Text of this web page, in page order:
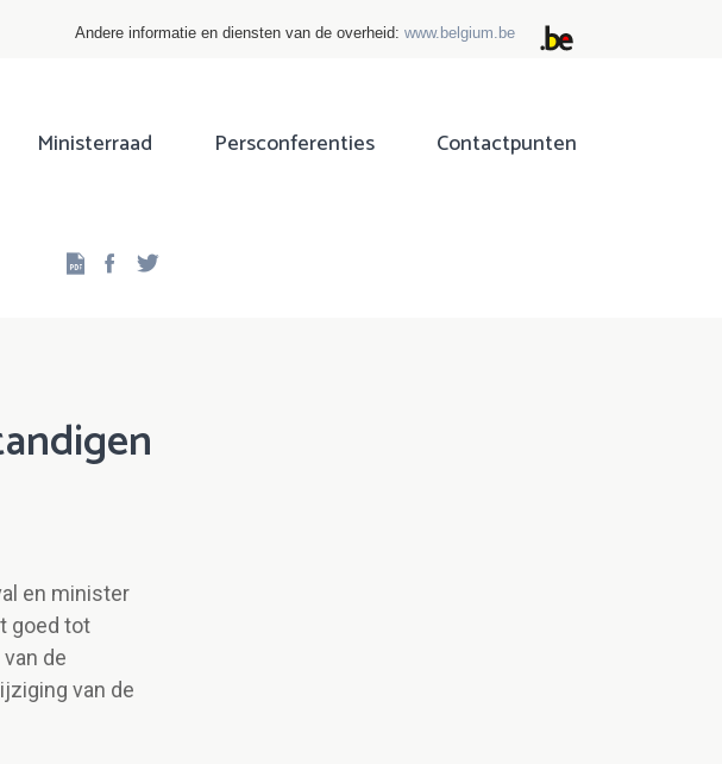
Andere informatie en diensten van de overheid: www.belgium.be
Ministerraad Persconferenties Contactpunten
Facebook
en minister
goed tot
de
van de